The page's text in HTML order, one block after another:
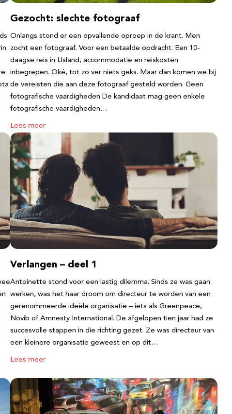
Gezocht: slechte fotograaf
Onlangs stond er een opvallende oproep in de krant. Men
zocht een fotograaf. Voor een betaalde opdracht. Een 10-
daagse reis in IJsland, accommodatie en reiskosten
inbegrepen. Oké, tot zo ver niets geks. Maar dan komen we bij
de vereisten die aan deze fotograaf gesteld worden. Geen
fotografische vaardigheden De kandidaat mag geen enkele
fotografische vaardigheden…
Lees meer
Verlangen – deel 1
Antoinette stond voor een lastig dilemma. Sinds ze was gaan
werken, was het haar droom om directeur te worden van een
gerenommeerde ideële organisatie – iets als Greenpeace,
Novib of Amnesty International. De afgelopen tien jaar had ze
succesvolle stappen in die richting gezet. Ze was directeur van
een kleinere organisatie geweest en op dit…
Lees meer